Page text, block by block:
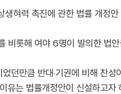
생혀력 촉진에 관한 법률 개정
비롯해 여야 6명이 발의한 법
었던만큼 반대‧기권에 비해 찬
유는 법률개정안이 신설하고